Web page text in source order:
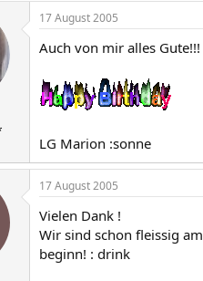
17 August 2005
Auch von mir alles Gute!!!
LG Marion :sonne
17 August 2005
Vielen Dank !
Wir sind schon fleissig
beginn! : drink